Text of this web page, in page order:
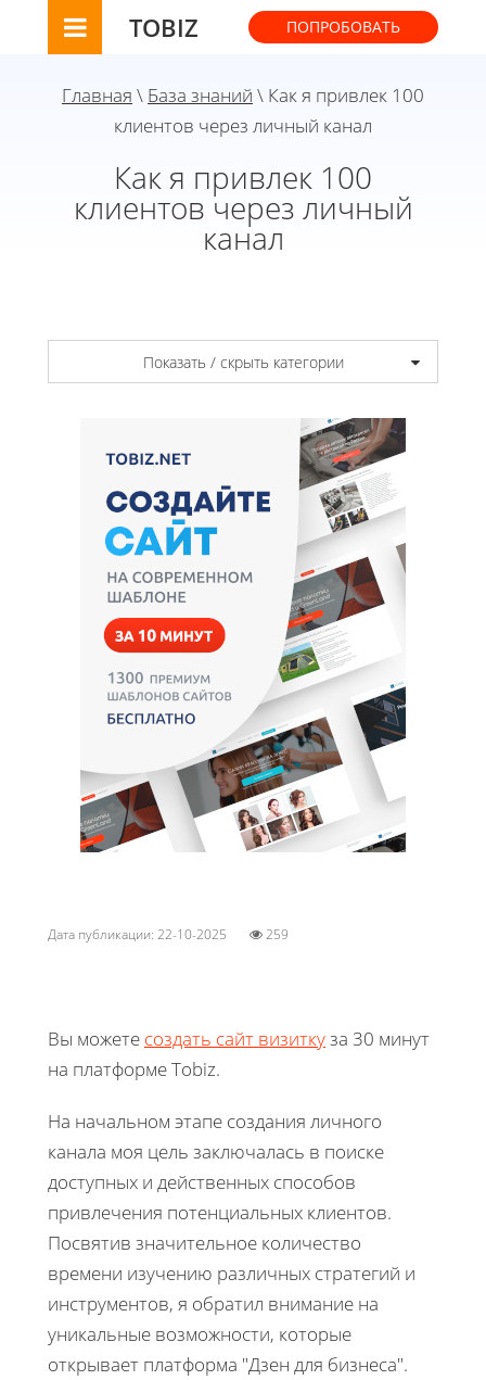
TOBIZ ПОПРОБОВАТЬ
Главная \ База знаний \ Как я привлек 100
клиентов через личный канал
Как я привлек 100
клиентов через личный
канал
Показать / скрыть категории
Дата публикации: 22-10-2025 259
Вы можете создать сайт визиткуза 30 минут
на платформе Tobiz.
На начальном этапе создания личного
канала моя цель заключалась в поиске
доступных и действенных способов
привлечения потенциальных клиентов.
Посвятив значительное количество
времени изучению различных стратегий и
инструментов, я обратил внимание на
уникальные возможности, которые
открывает платформа "Дзен для бизнеса".